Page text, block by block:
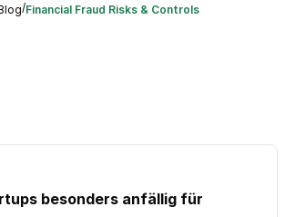
/Financial Fraud Risks & Controls
besonders anfällig für